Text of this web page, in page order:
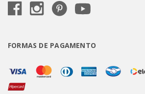
FORMAS DE PAGAMENTO